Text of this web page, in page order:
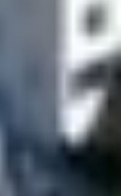
οι στόχοι της
πτήση
με το X–59 να
55.000 ποδών (16.764
κρίσιμο στάδιο
περιοχές